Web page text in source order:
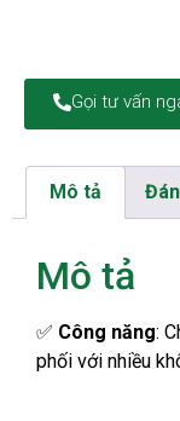
Gọi tư vấn
Mô tả
Mô tả
✅ Công năng:
phối với nhiều